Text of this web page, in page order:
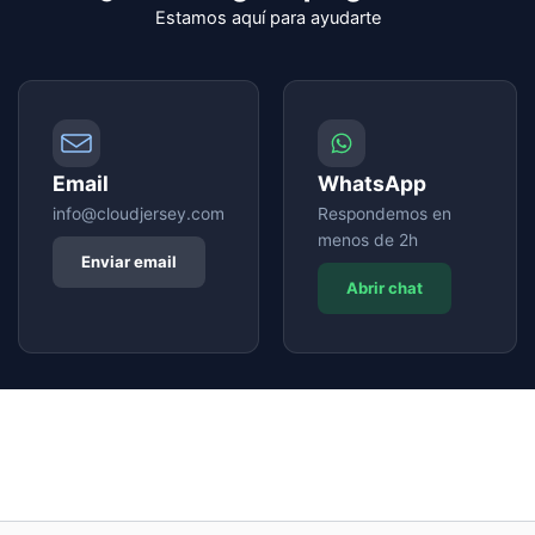
Estamos aquí para ayudarte
Email
info@cloudjersey.com
Enviar email
WhatsApp
Respondemos en
menos de 2h
Abrir chat